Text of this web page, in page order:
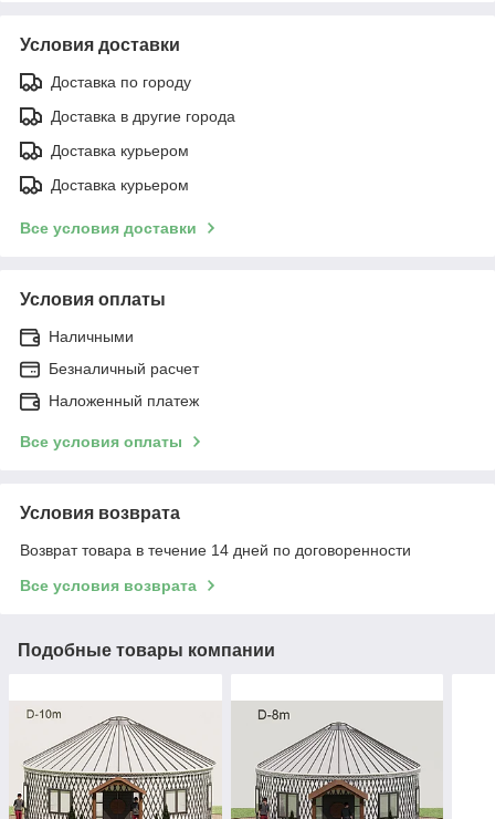
Условия доставки
Доставка по городу
Доставка в другие города
Доставка курьером
Доставка курьером
Все условия доставки
Условия оплаты
Наличными
Безналичный расчет
Наложенный платеж
Все условия оплаты
Условия возврата
Возврат товара в течение 14 дней по договоренности
Все условия возврата
Подобные товары компании